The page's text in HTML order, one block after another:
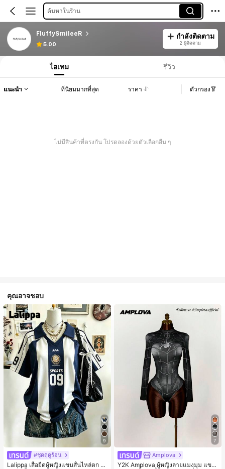
ค้นหาในร้าน
FluffySmileeR
5.00
กำลังติดตาม
2 ผู้ติดตาม
ไอเทม รีวิว
แนะนำ ที่นิยมมากที่สุด ราคา ตัวกรอง
ไม่มีสินค้าที่ตรงกัน โปรดลองด้วยตัวเลือกอื่น ๆ
คุณอาจชอบ
9
#ชุดฤดูร้อน
Lalippa เสื้อยืดผู้หญิงแขนสั้นไหล่ตก ค
7
Amplova
Y2K Amplova ผู้หญิงลายแมงมุม แขน